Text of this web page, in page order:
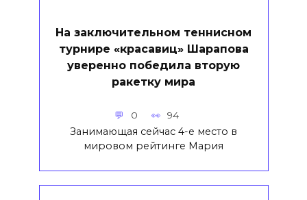
На заключительном теннисном
турнире «красавиц» Шарапова
уверенно победила вторую
ракетку мира
0 94
Занимающая сейчас 4-е место в
мировом рейтинге Мария